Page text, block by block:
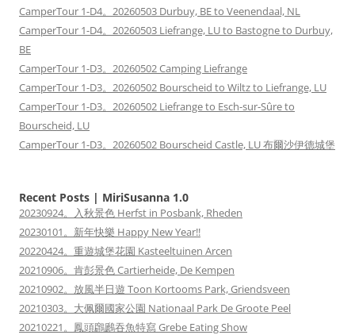
CamperTour 1-D4。20260503 Durbuy, BE to Veenendaal, NL
CamperTour 1-D4。20260503 Liefrange, LU to Bastogne to Durbuy,
BE
CamperTour 1-D3。20260502 Camping Liefrange
CamperTour 1-D3。20260502 Bourscheid to Wiltz to Liefrange, LU
CamperTour 1-D3。20260502 Liefrange to Esch-sur-Sûre to
Bourscheid, LU
CamperTour 1-D3。20260502 Bourscheid Castle, LU 布爾沙伊德城堡
Recent Posts | MiriSusanna 1.0
20230924。入秋景色 Herfst in Posbank, Rheden
20230101。新年快樂 Happy New Year!!
20220424。重遊城堡花園 Kasteeltuinen Arcen
20210906。肯彭景色 Cartierheide, De Kempen
20210902。放風半日遊 Toon Kortooms Park, Griendsveen
20210303。大佩爾國家公園 Nationaal Park De Groote Peel
20210221。鳳頭鸊鷉吞魚特寫 Grebe Eating Show